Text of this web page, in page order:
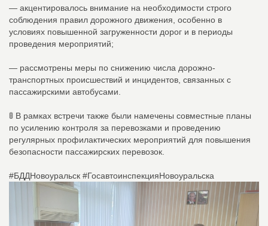
— акцентировалось внимание на необходимости строго
соблюдения правил дорожного движения, особенно в
условиях повышенной загруженности дорог и в периоды
проведения мероприятий;
— рассмотрены меры по снижению числа дорожно-
транспортных происшествий и инцидентов, связанных с
пассажирскими автобусами.
🚦 В рамках встречи также были намечены совместные планы
по усилению контроля за перевозками и проведению
регулярных профилактических мероприятий для повышения
безопасности пассажирских перевозок.
#БДДНовоуральск #ГосавтоинспекцияНовоуральска